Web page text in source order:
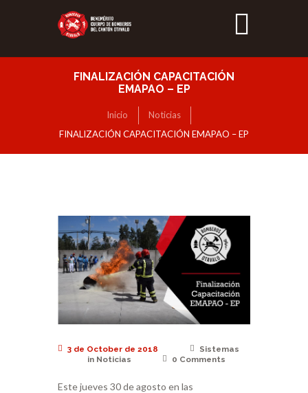
FINALIZACIÓN CAPACITACIÓN
EMAPAO – EP
Inicio
Noticias
FINALIZACIÓN CAPACITACIÓN EMAPAO – EP
3 de October de 2018
Sistemas
in Noticias 0 Comments
Este jueves 30 de agosto en las